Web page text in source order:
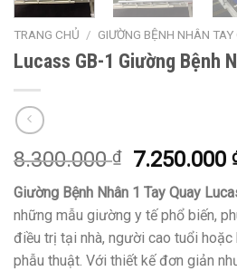
TRANG CHỦ / GIƯỜNG BỆNH NHÂN TAY
Lucass GB-1 Giường Bệnh
8.300.000₫
Giá
gốc
là:
8.300.000
7.250.000
Giường Bệnh Nhân 1 Tay Quay
những mẫu giường y tế phổ biến,
điều trị tại nhà, người cao tuổi hoặc
phẫu thuật. Với thiết kế đơn giản